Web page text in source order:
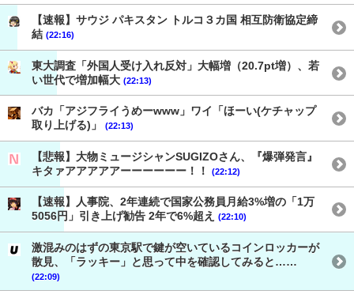
【速報】サウジ パキスタン トルコ３カ国 相互防衛協定締
結 (22:16)
東大調査「外国人受け入れ反対」大幅増（20.7pt増）、若
い世代で増加幅大 (22:13)
バカ「アジフライうめーwww」ワイ「ほーい(ケチャップ
取り上げる)」
(22:13)
【悲報】大物ミュージシャンSUGIZOさん、『爆弾発言』
キタァアアアアアーーーーーー！！
(22:12)
【速報】人事院、2年連続で国家公務員月給3%増の「1万
5056円」引き上げ勧告 2年で6%超え
(22:10)
激混みのはずの東京駅で鍵が空いているコインロッカーが
散見、「ラッキー」と思って中を確認してみると……
(22:09)